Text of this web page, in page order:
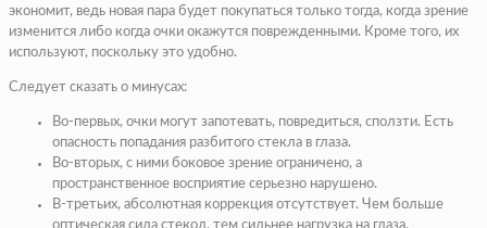
экономит, ведь новая пара будет покупаться только тогда, когда зрение
изменится либо когда очки окажутся поврежденными. Кроме того, их
используют, поскольку это удобно.
Следует сказать о минусах:
Во-первых, очки могут запотевать, повредиться, сползти. Есть
опасность попадания разбитого стекла в глаза.
Во-вторых, с ними боковое зрение ограничено, а
пространственное восприятие серьезно нарушено.
В-третьих, абсолютная коррекция отсутствует. Чем больше